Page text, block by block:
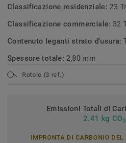
Classificazione residenziale: 23
Classificazione commerciale: 32
Contenuto leganti strato d'usura:
Spessore totale: 2,80 mm
Rotolo (3 ref.)
Emissioni Totali di
2.41 kg CO2
IMPRONTA DI CARBONIO DEL